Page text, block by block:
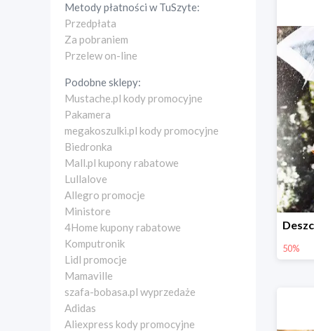
Metody płatności wTuSzyte:
Przedpłata
Za pobraniem
Przelew on-line
Podobne sklepy:
Mustache.pl kody promocyjne
Pakamera
megakoszulki.pl kody promocyjne
Biedronka
Mall.pl kupony rabatowe
Lullalove
Allegro promocje
Ministore
4Home kupony rabatowe
Komputronik
Lidl promocje
Mamaville
szafa-bobasa.pl wyprzedaże
Adidas
Aliexpress kody promocyjne
50%